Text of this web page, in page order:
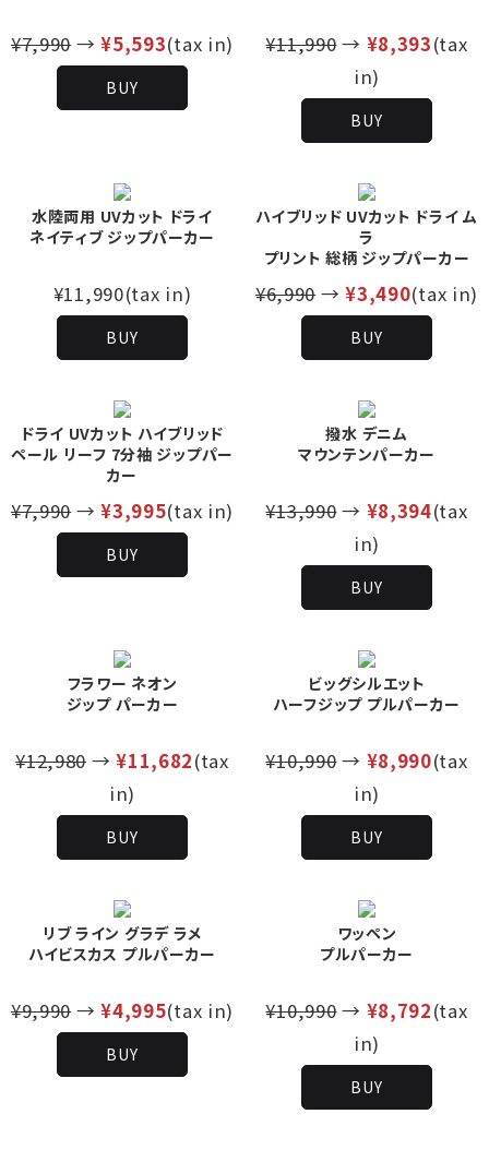
¥7,990→¥5,593(tax in)
BUY
¥11,990→ ¥8,393(tax
in)
BUY
水陸両用 UVカット ドライ
ネイティブ ジップパーカー
¥11,990(tax in)
BUY
ハイブリッド UVカット ドライ ム
ラ
プリント 総柄 ジップパーカー
¥6,990→¥3,490(tax in)
BUY
ドライ UVカット ハイブリッド
ペール リーフ 7分袖 ジップパー
カー
¥7,990→¥3,995(tax in)
BUY
撥水 デニム
マウンテンパーカー
¥13,990→ ¥8,394(tax
in)
BUY
フラワー ネオン
ジップ パーカー
¥12,980 →¥11,682(tax
in)
BUY
ビッグシルエット
ハーフジップ プルパーカー
¥10,990→ ¥8,990(tax
in)
BUY
リブ ライン グラデ ラメ
ハイビスカス プルパーカー
¥9,990→¥4,995(tax in)
BUY
ワッペン
プルパーカー
¥10,990→ ¥8,792(tax
in)
BUY